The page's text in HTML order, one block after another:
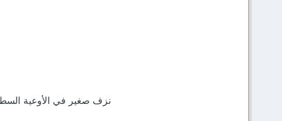
نزف صغير في الأوعية